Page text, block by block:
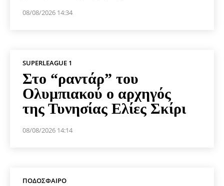
08/08/2026 14:34
SUPERLEAGUE 1
Στο “ραντάρ” του
Ολυμπιακού ο αρχηγός
της Τυνησίας Ελίες Σκίρι
08/08/2026 14:14
ΠΟΔΌΣΦΑΙΡΟ